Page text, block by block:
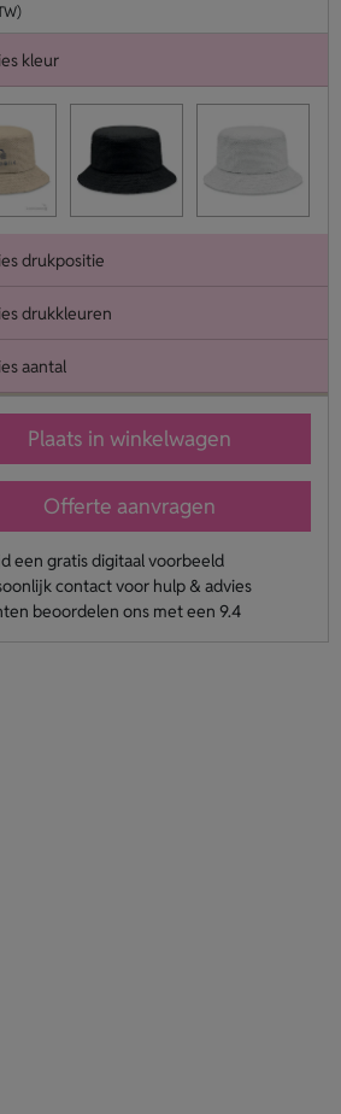
kleur
drukpositie
drukkleuren
aantal
Plaats in winkelwagen
Offerte aanvragen
een gratis digitaal voorbeeld
contact voor hulp & advies
beoordelen ons met een 9.4